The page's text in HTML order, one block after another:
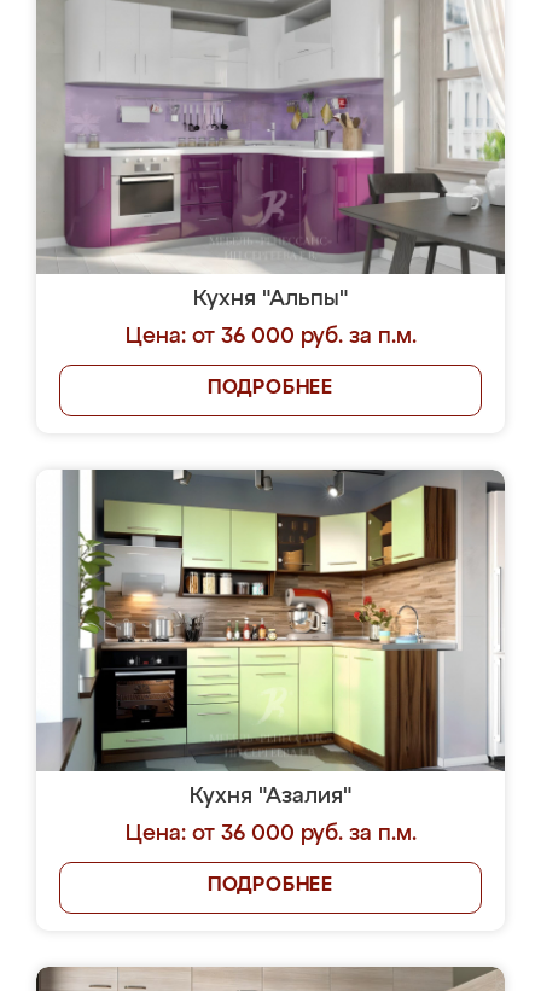
Кухня "Альпы"
Цена: от 36 000 руб. за п.м.
ПОДРОБНЕЕ
Кухня "Азалия"
Цена: от 36 000 руб. за п.м.
ПОДРОБНЕЕ